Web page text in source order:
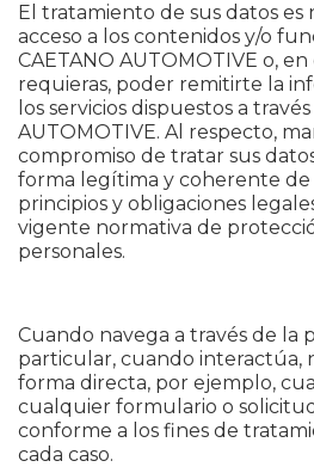
El tratamiento de sus datos es
acceso a los contenidos y/o
CAETANO AUTOMOTIVE o,
requieras, poder remitirte la
los servicios dispuestos a
AUTOMOTIVE. Al respecto,
compromiso de tratar sus
forma legítima y coherente
principios y obligaciones
vigente normativa de
personales.
Cuando navega a través de la
particular, cuando interactúa,
forma directa, por ejemplo,
cualquier formulario o
conforme a los fines de
cada caso.